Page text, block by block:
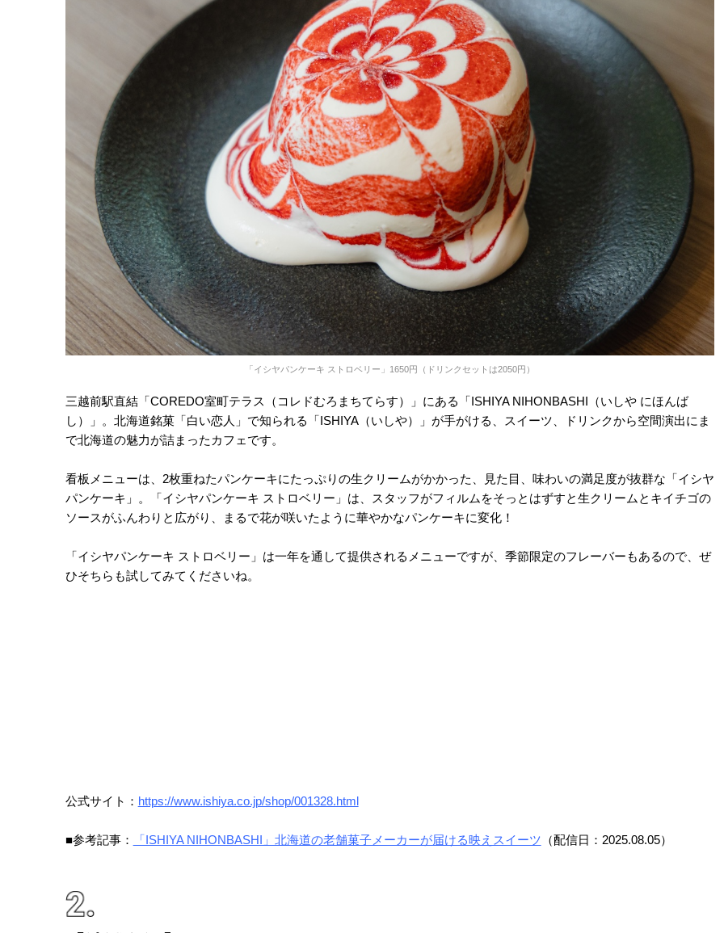
「イシヤパンケーキ ストロベリー」1650円（ドリンクセットは2050円）
三越前駅直結「COREDO室町テラス（コレドむろまちてらす）」にある「ISHIYA NIHONBASHI（いしや にほんば
し）」。北海道銘菓「白い恋人」で知られる「ISHIYA（いしや）」が手がける、スイーツ、ドリンクから空間演出にま
で北海道の魅力が詰まったカフェです。
看板メニューは、2枚重ねたパンケーキにたっぷりの生クリームがかかった、見た目、味わいの満足度が抜群な「イシヤ
パンケーキ」。「イシヤパンケーキ ストロベリー」は、スタッフがフィルムをそっとはずすと生クリームとキイチゴの
ソースがふんわりと広がり、まるで花が咲いたように華やかなパンケーキに変化！
「イシヤパンケーキ ストロベリー」は一年を通して提供されるメニューですが、季節限定のフレーバーもあるので、ぜ
ひそちらも試してみてくださいね。
公式サイト： https://www.ishiya.co.jp/shop/001328.html
■参考記事： 「ISHIYA NIHONBASHI」北海道の老舗菓子メーカーが届ける映えスイーツ （配信日：2025.08.05）